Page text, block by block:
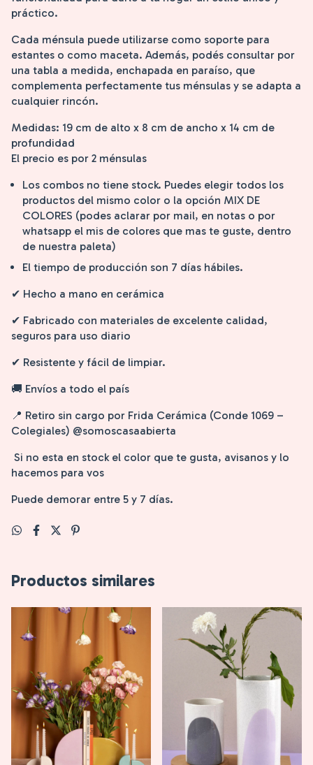
práctico.
Cada ménsula puede utilizarse como soporte para
estantes o como maceta. Además, podés consultar por
una tabla a medida, enchapada en paraíso, que
complementa perfectamente tus ménsulas y se adapta a
cualquier rincón.
Medidas: 19 cm de alto x 8 cm de ancho x 14 cm de
profundidad
El precio es por 2 ménsulas
Los combos no tiene stock. Puedes elegir todos los
productos del mismo color o la opción MIX DE
COLORES (podes aclarar por mail, en notas o por
whatsapp el mis de colores que mas te guste, dentro
de nuestra paleta)
El tiempo de producción son 7 días hábiles.
✔ Hecho a mano en cerámica
✔ Fabricado con materiales de excelente calidad,
seguros para uso diario
✔ Resistente y fácil de limpiar.
🚚 Envíos a todo el país
📍 Retiro sin cargo por Frida Cerámica (Conde 1069 –
Colegiales) @somoscasaabierta
Si no esta en stock el color que te gusta, avisanos y lo
hacemos para vos
Puede demorar entre 5 y 7 días.
Productos similares